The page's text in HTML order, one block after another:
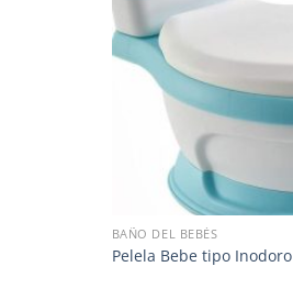
BAÑO DEL BEBÉS
Pelela Bebe tipo Inodoro